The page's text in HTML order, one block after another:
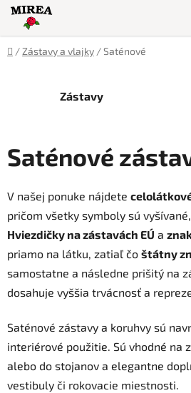
Prejsť
obsah
Domov
/ Zástavy a vlajky /Saténové
Zástavy
Saténové
V našej ponuke nájdete
pričom všetky symboly sú
Hviezdičky na zástavách EÚ a
priamo na látku, zatiaľ čo štátny
samostatne a následne prišitý na
dosahuje vyššia trvácnosť a
Saténové zástavy a koruhvy sú
interiérové použitie. Sú vhodné na
alebo do stojanov a elegantne
vestibuly či rokovacie miestnosti.